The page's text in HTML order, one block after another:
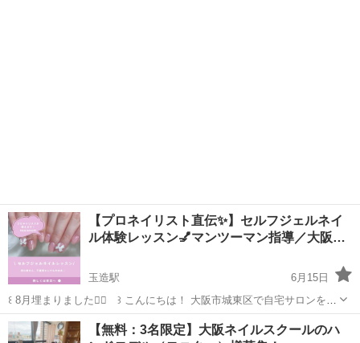
【プロネイリスト直伝✨】セルフジェルネイ
ル体験レッスン💅マンツーマン指導／大阪…
玉造駅
6月15日
‪꒰ 8月埋まりました🙇‍♀️ ꒱‬ こんにちは！ 大阪市城東区で自宅サロンをし
ている現役ネイリストです☺️ 妊娠してお客様の人数を制限しているた
め、空いた時間に生徒様を募集しています🌱 「自分でジェルネイルし
大阪 大阪市 玉造駅 ネイル マンツーマン
【無料：3名限定】大阪ネイルスクールのハ